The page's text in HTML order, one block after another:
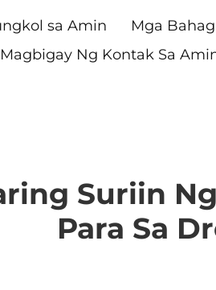
sa Amin Mga
Magbigay Ng Kontak Sa
Suriin
Para Sa